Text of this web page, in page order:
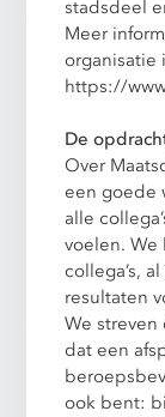
stadsdeel
Meer
organisatie
https://
De
Over
een goede
alle
voelen. We
collega’s,
resultaten
We
dat een
ook bent: